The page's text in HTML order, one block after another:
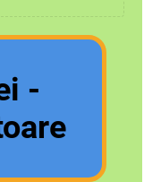
-